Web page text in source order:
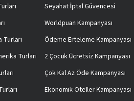
Turları
Turları
Seyahat İptal Güvencesi
Worldpuan Kampanyası
Ödeme Erteleme Kampanyası
2 Çocuk Ücretsiz Kampanyası
Çok Kal Az Öde Kampanyası
Ekonomik Oteller Kampanyası